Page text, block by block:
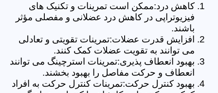
کاهش درد:ممکن است تمرینات و تکنیک های
فیزیوتراپی در کاهش درد عضلانی و مفصلی مؤثر
باشند.
افزایش قدرت عضلات:تمرینات تقویتی و تعادلی
می توانند به تقویت عضلات کمک کنند.
بهبود انعطاف پذیری:تمرینات استرچینگ می توانند
انعطاف و حرکت مفاصل را بهبود بخشند.
بهبود کنترل حرکت:تمرینات کنترل حرکت به افراد